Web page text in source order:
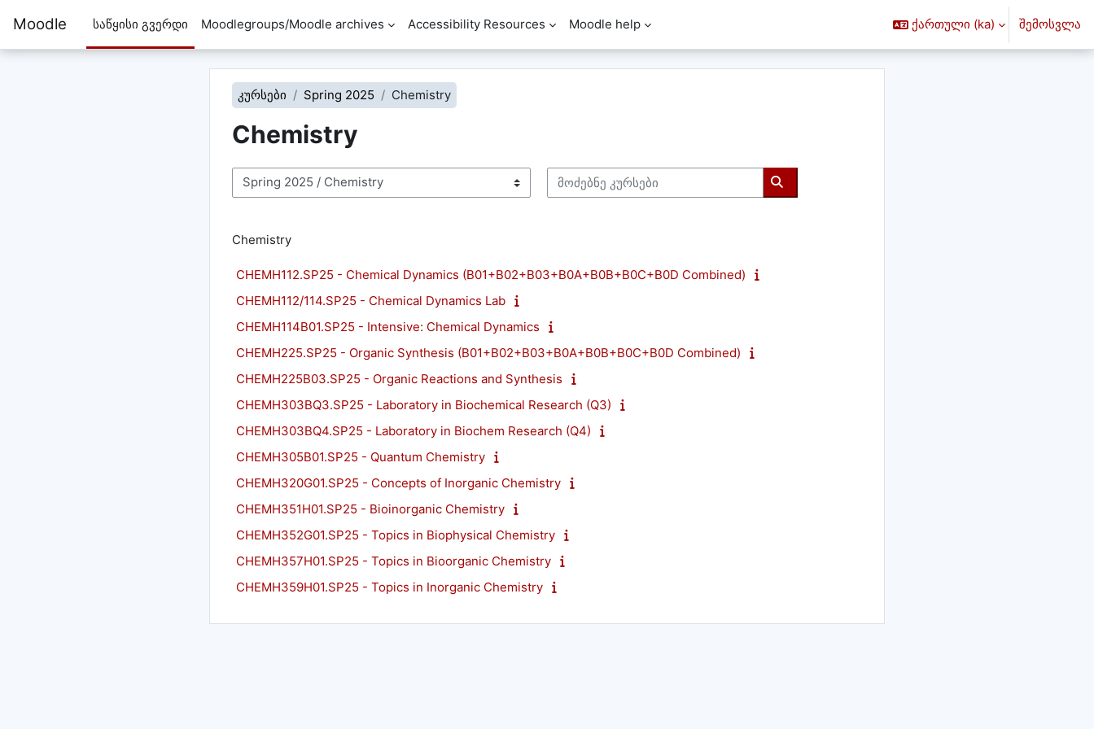
Moodle საწყისი გვერდი Moodlegroups/Moodle archives Accessibility Resources Moodle help ქართული ‎(ka)‎ შემოსვლა
კურსები Spring 2025 Chemistry
Chemistry
კურსების კატეგორიები
მოძებნე კურსები
მოძებნე კურსები
Chemistry
CHEMH112.SP25 - Chemical Dynamics (B01+B02+B03+B0A+B0B+B0C+B0D Combined)
CHEMH112/114.SP25 - Chemical Dynamics Lab
CHEMH114B01.SP25 - Intensive: Chemical Dynamics
CHEMH225.SP25 - Organic Synthesis (B01+B02+B03+B0A+B0B+B0C+B0D Combined)
CHEMH225B03.SP25 - Organic Reactions and Synthesis
CHEMH303BQ3.SP25 - Laboratory in Biochemical Research (Q3)
CHEMH303BQ4.SP25 - Laboratory in Biochem Research (Q4)
CHEMH305B01.SP25 - Quantum Chemistry
CHEMH320G01.SP25 - Concepts of Inorganic Chemistry
CHEMH351H01.SP25 - Bioinorganic Chemistry
CHEMH352G01.SP25 - Topics in Biophysical Chemistry
CHEMH357H01.SP25 - Topics in Bioorganic Chemistry
CHEMH359H01.SP25 - Topics in Inorganic Chemistry